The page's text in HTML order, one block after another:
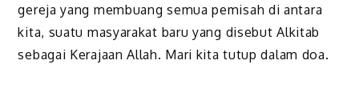
gereja yang membuang semua pemisah di antara
kita, suatu masyarakat baru yang disebut Alkitab
sebagai Kerajaan Allah. Mari kita tutup dalam doa.